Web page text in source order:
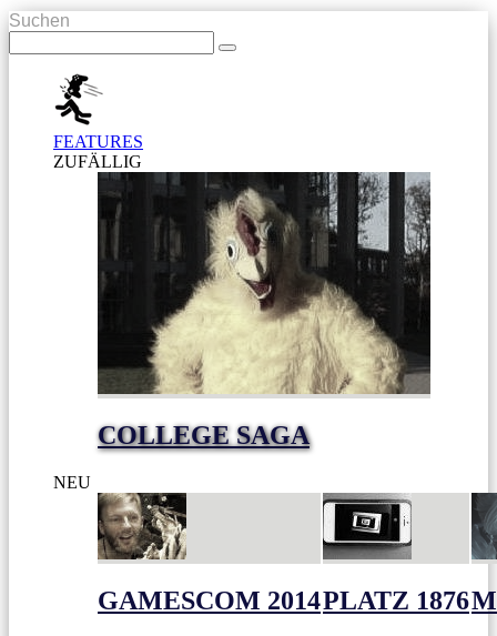
Suchen
FEATURES
ZUFÄLLIG
COLLEGE SAGA
NEU
GAMESCOM 2014PLATZ 1876